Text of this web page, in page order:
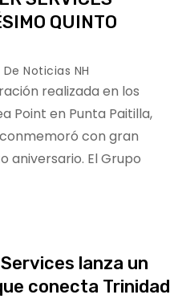
QUINTO
Noticias NH
realizada en los
Point en Punta Paitilla,
conmemoró con gran
aniversario. El Grupo
lanza un
conecta Trinidad